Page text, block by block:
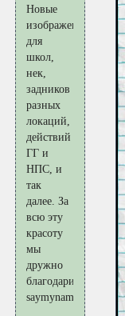
Новые
изображения
для
школ,
нек,
задников
разных
локаций,
действий
ГГ и
НПС, и
так
далее. За
всю эту
красоту
мы
дружно
благодарим
saymyname5